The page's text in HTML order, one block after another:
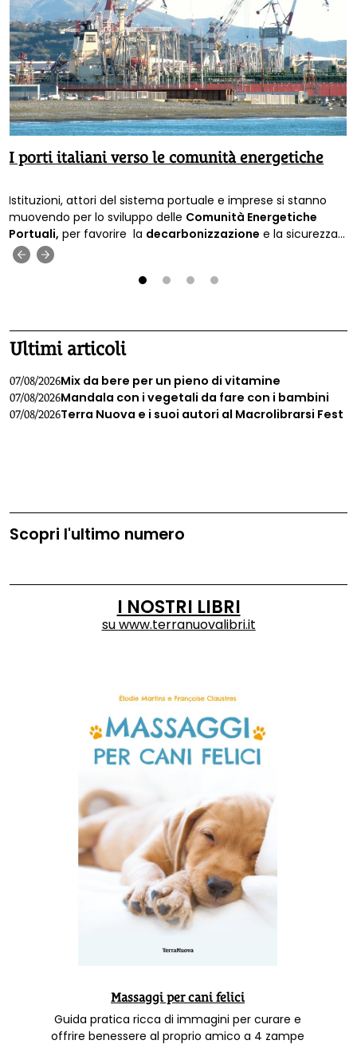
I porti italiani verso le comunità energetiche
Istituzioni, attori del sistema portuale e imprese si stanno
muovendo per lo sviluppo delle Comunità Energetiche
Portuali, per favorire la decarbonizzazione e la sicurezza
energetica.
Ultimi articoli
07/08/2026Mix da bere per un pieno di vitamine
07/08/2026Mandala con i vegetali da fare con i bambini
07/08/2026Terra Nuova e i suoi autori al Macrolibrarsi Fest
Scopri l'ultimo numero
I NOSTRI LIBRI
suwww.terranuovalibri.it
Massaggi per cani felici
Guida pratica ricca di immagini per curare e
offrire benessere al proprio amico a 4 zampe